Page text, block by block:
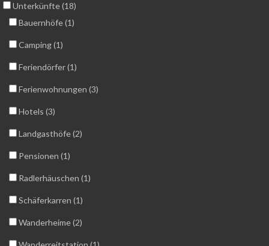
Unterkünfte (18)
Bauernhöfe (1)
Camping (1)
Feriendörfer (1)
Ferienwohnungen (3)
Hotels (3)
Landgasthöfe (2)
Pensionen (1)
Radlerhäuschen (1)
Schäferkarren (1)
Wanderheime (2)